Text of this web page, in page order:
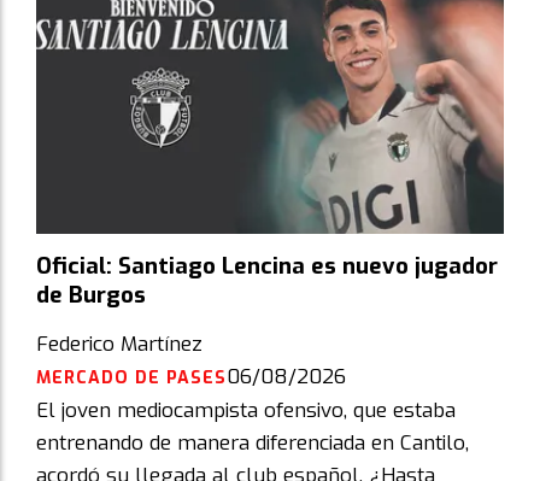
Oficial: Santiago Lencina es nuevo jugador
de Burgos
Federico Martínez
MERCADO DE PASES06/08/2026
El joven mediocampista ofensivo, que estaba
entrenando de manera diferenciada en Cantilo,
acordó su llegada al club español. ¿Hasta